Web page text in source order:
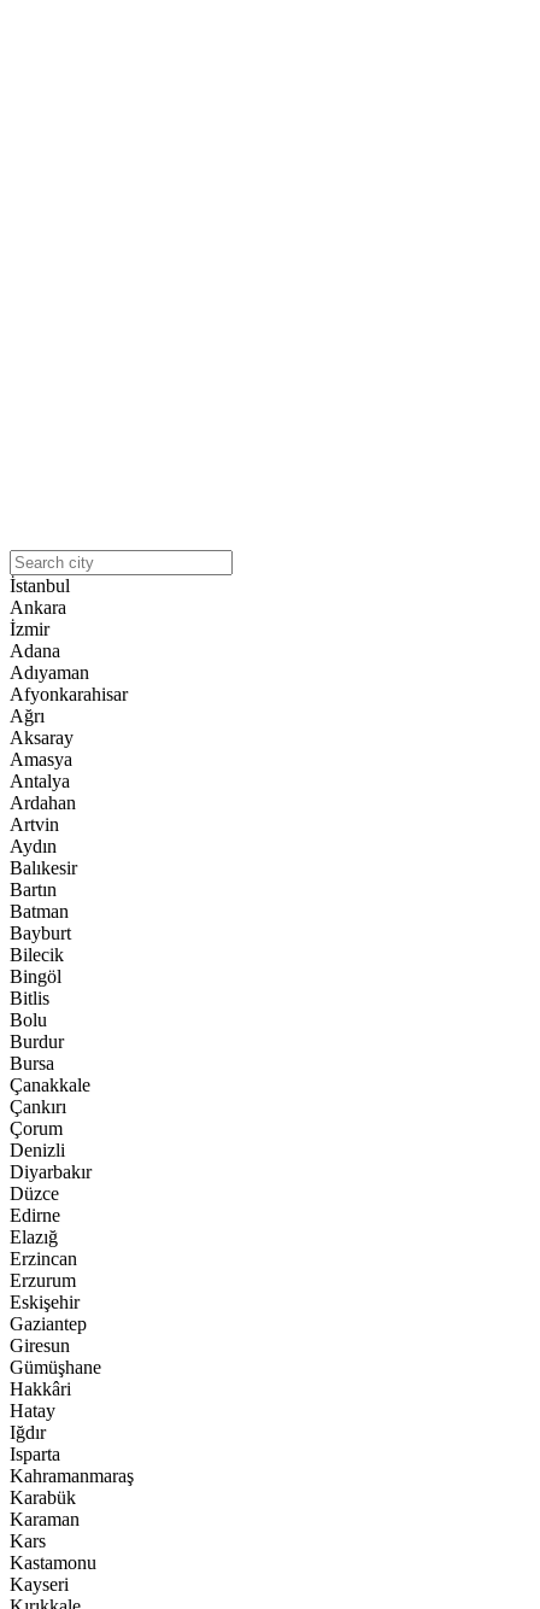
İstanbul
Ankara
İzmir
Adana
Adıyaman
Afyonkarahisar
Ağrı
Aksaray
Amasya
Antalya
Ardahan
Artvin
Aydın
Balıkesir
Bartın
Batman
Bayburt
Bilecik
Bingöl
Bitlis
Bolu
Burdur
Bursa
Çanakkale
Çankırı
Çorum
Denizli
Diyarbakır
Düzce
Edirne
Elazığ
Erzincan
Erzurum
Eskişehir
Gaziantep
Giresun
Gümüşhane
Hakkâri
Hatay
Iğdır
Isparta
Kahramanmaraş
Karabük
Karaman
Kars
Kastamonu
Kayseri